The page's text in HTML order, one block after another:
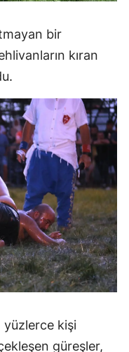
bir
kıran
yüzlerce kişi
güreşler,